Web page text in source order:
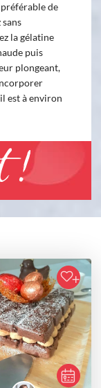
de
la gélatine
puis
plongeant,
est à environ
!